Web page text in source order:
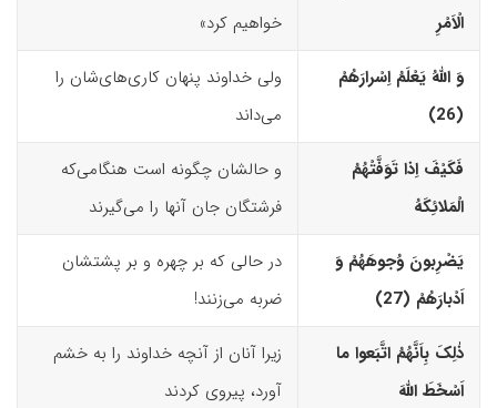
الْاَمْرِ
خواهیم کرد»
وَ اللّهُ یَعْلَمُ اِسْرارَهُمْ
(26)‏
ولی خداوند پنهان کاری‌های‌شان را
می‌داند
فَکَیْفَ اِذا تَوَفَّتْهُمُ
الْمَلائِکَهُ
و حالشان چگونه است هنگامی‌که
فرشتگان جان آنها را می‌گیرند
یَضْرِبونَ وُجوهَهُمْ وَ
اَدْبارَهُمْ (27)‏
در حالی که بر چهره و بر پشتشان
ضربه می‌زنند!
ذٰلِکَ بِاَنَّهُمُ اتَّبَعوا ما
اَسْخَطَ اللّهَ
زیرا آنان از آنچه خداوند را به خشم
آورد، پیروی کردند